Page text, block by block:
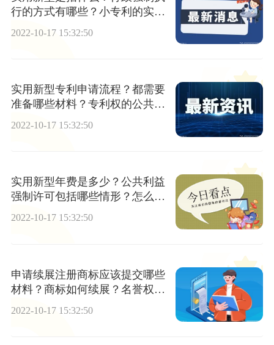
行的方式有哪些？小专利的实用
2022-10-17 15:32:50
实用新型专利申请流程？都需要
准备哪些材料？专利权的公共利
2022-10-17 15:32:50
实用新型年费是多少？公共利益
强制许可包括哪些情形？怎么申
请减免年费？
2022-10-17 15:32:50
申请续展注册商标应该提交哪些
材料？商标如何续展？名誉权纠
2022-10-17 15:32:50